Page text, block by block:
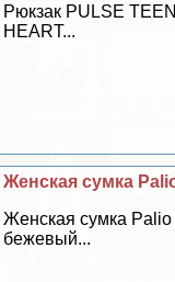
Рюкзак PULSE
HEART...
Женская сумка
Женская сумка
бежевый...